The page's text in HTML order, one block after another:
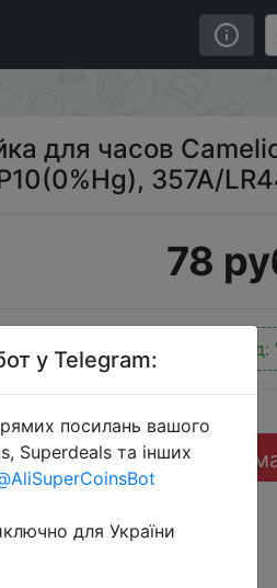
357A/LR44/A76
для часов
357A/
78
Промокод:
Перейти до
у Telegram:
посилань вашого
Superdeals та інших
для України